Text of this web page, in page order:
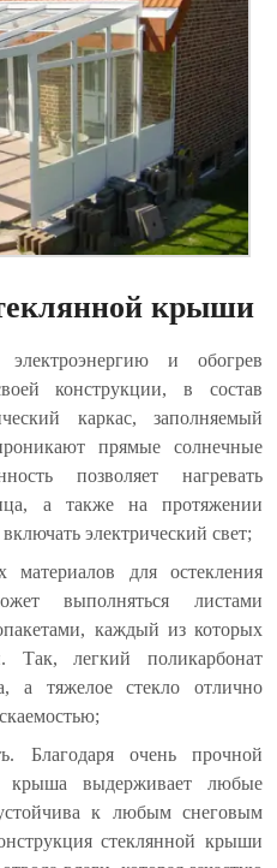
крыши
и обогрев
конструкции, в состав
каркас, заполняемый
прямые солнечные
позволяет нагревать
а также на протяжении
электрический свет;
материалов для остекления
выполняться листами
каждый из которых
Так, легкий поликарбонат
а тяжелое стекло отлично
Благодаря очень прочной
крыша выдерживает любые
к любым снеговым
стеклянной крыши